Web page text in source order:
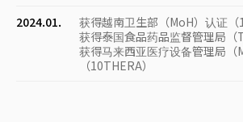
2024.01.
获得越南卫生部（MoH）认证（
获得泰国食品药品监督管理局（
获得马来西亚医疗设备管理局（
（10THERA）